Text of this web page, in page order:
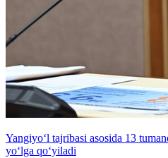
Yangiyo‘l tajribasi asosida 13
yo‘lga qo‘yiladi